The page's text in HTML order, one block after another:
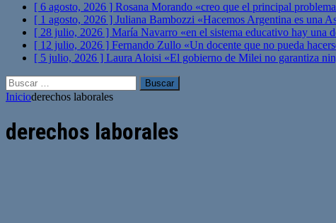
[ 6 agosto, 2026 ] Rosana Morando «creo que el principal
[ 1 agosto, 2026 ] Juliana Bambozzi «Hacemos Argentina es una
[ 28 julio, 2026 ] María Navarro «en el sistema educativo hay una
[ 12 julio, 2026 ] Fernando Zullo «Un docente que no pueda
[ 5 julio, 2026 ] Laura Aloisi «El gobierno de Milei no garantiza
Buscar:
Inicioderechos laborales
derechos laborales